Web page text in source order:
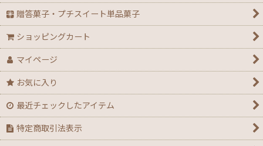
【アウトレット】ハロウィン
【２０２６年】クリスマスデコ箱・ノエル箱・トレー
【クリスマス】ミニデコ箱トレー付き＜3号 4号 4.5
【クリスマス】ノエル箱
贈答菓子・プチスイート単品菓子
ショッピングカート
マイページ
お気に入り
最近チェックしたアイテム
特定商取引法表示